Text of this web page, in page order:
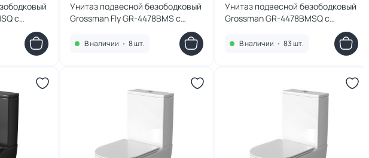
с
матовый
Унитаз подвесной безободковый
Grossman Fly GR-4478BMS с
микролифтом, черный матовый
В наличии • 8 шт.
Унитаз подвесной безободковый
Grossman GR-4478BMSQ с
микролифтом, черный матовый
В наличии • 83 шт.